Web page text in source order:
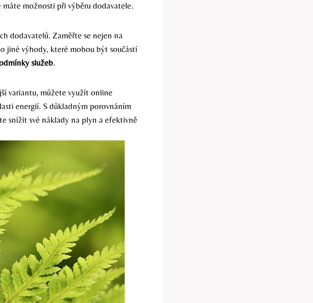
možnosti při výběru dodavatele.
dodavatelů. Zaměřte se nejen na
jiné výhody, které mohou být součástí
služeb.
variantu, můžete využít online
energií. S důkladným porovnáním
snížit své náklady na plyn a efektivně